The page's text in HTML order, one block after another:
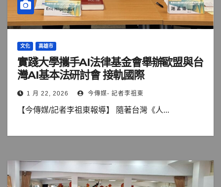
文化 高雄市
實踐大學攜手AI法律基金會舉辦歐盟與台
灣AI基本法研討會 接軌國際
1 月 22, 2026 今傳媒- 記者李祖東
【今傳媒/記者李祖東報導】 隨著台灣《人...